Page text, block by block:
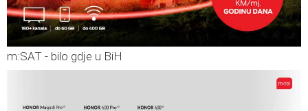
m:SAT - bilo gdje u BiH